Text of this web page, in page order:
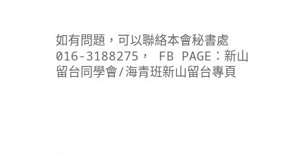
如有問題，可以聯絡本會秘書處
016-3188275， FB PAGE：新山
留台同學會/海青班新山留台專頁